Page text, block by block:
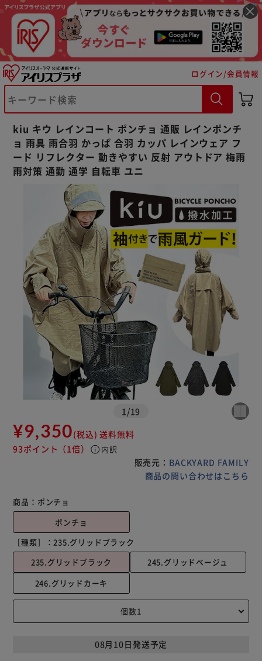
ログイン/会員情報
kiu キウ レインコート ポンチョ 通販 レインポンチ
ョ 雨具 雨合羽 かっぱ 合羽 カッパ レインウェア フ
ード リフレクター 動きやすい 反射 アウトドア 梅雨
雨対策 通勤 通学 自転車 ユニ
1 /19
¥9,350(税込) 送料無料
93ポイント （1倍） info 内訳
販売元： BACKYARD FAMILY
商品の問い合わせはこちら
商品： ポンチョ
ポンチョ
［種類］： 235.グリッドブラック
235.グリッドブラック
245.グリッドベージュ
246.グリッドカーキ
08月10日発送予定
※ご確認ください
カートに入れる 購入手続きへ